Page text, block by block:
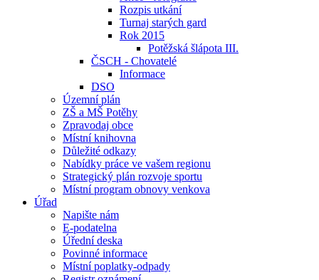
Rozpis utkání
Turnaj starých gard
Rok 2015
Potěžská šlápota III.
ČSCH - Chovatelé
Informace
DSO
Územní plán
ZŠ a MŠ Potěhy
Zpravodaj obce
Místní knihovna
Důležité odkazy
Nabídky práce ve vašem regionu
Strategický plán rozvoje sportu
Místní program obnovy venkova
Úřad
Napište nám
E-podatelna
Úřední deska
Povinné informace
Místní poplatky-odpady